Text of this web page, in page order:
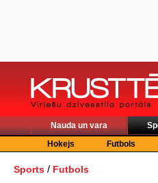
Nauda un vara
Hokejs
Futbols
Sports / Futbols